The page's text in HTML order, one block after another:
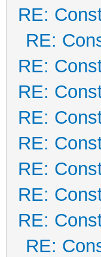
RE:
RE:
RE:
RE:
RE:
RE:
RE:
RE:
RE:
RE: